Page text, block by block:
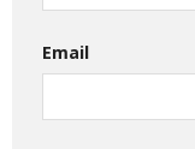
Email